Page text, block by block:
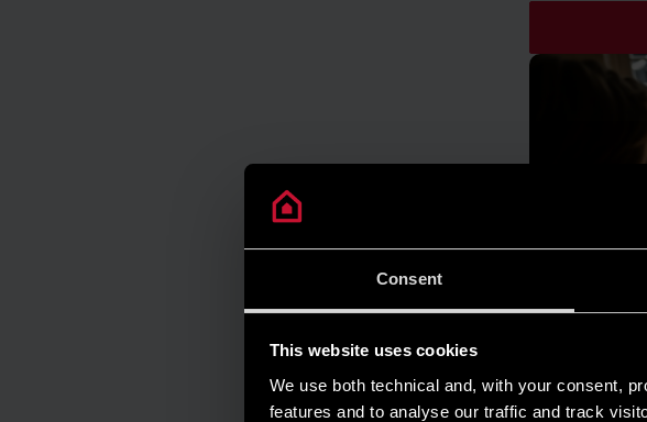
Consent
This website uses cookies
We use both technical and, with your consent,
features and to analyse our traffic and track